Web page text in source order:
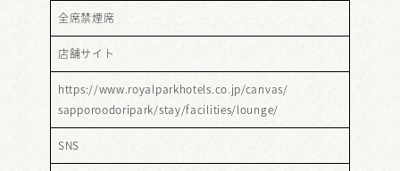
全席禁煙席
店舗サイト
https://www.royalparkhotels.co.jp/canvas/
sapporoodoripark/stay/facilities/lounge/
SNS